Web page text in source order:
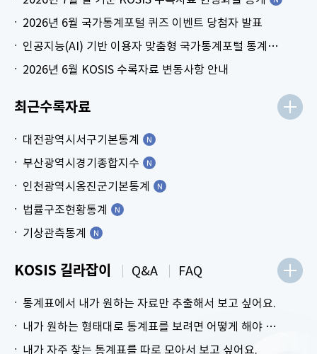
2026년 6월 국가통계포털 퀴즈 이벤트 당첨자 발표
인공지능(AI) 기반 이용자 맞춤형 국가통계포털 통계표 생성 시범 서비스 안내
2026년 6월 KOSIS 수록자료 변동사항 안내
최근수록자료
대전광역시서구기본통계
부산광역시경기종합지수
인천광역시옹진군기본통계
법률구조현황통계
기상관측통계
KOSIS 길라잡이
통계표에서 내가 원하는 자료만 추출해서 보고 싶어요.
내가 원하는 형태대로 통계표를 보려면 어떻게 해야 하나요?
내가 자주 찾는 통계표를 따로 모아서 보고 싶어요.
Q&A FAQ